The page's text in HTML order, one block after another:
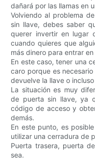
dañará por las llamas en
Volviendo al problema
sin llave, debes saber
querer invertir en lugar
cuando quieres que
más dinero para entrar
En este caso, tener una
caro porque es
devuelve la llave o
La situación es muy
de puerta sin llave, ya
código de acceso y
demás.
En este punto, es
utilizar una cerradura de
Puerta trasera, puerta
sea.